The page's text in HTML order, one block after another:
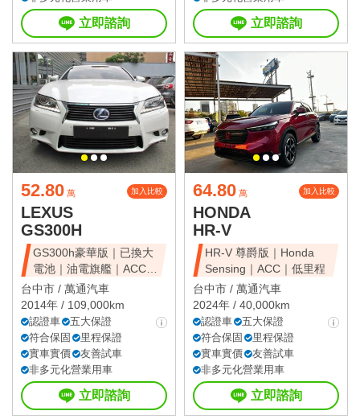
立即諮詢 立即諮詢
52.80 萬 加入比較
LEXUS
GS300H
GS300h豪華版｜已換大
電池｜油電旗艦｜ACC｜
天窗豪華房
台中市 / 萬通汽車
2014年 / 109,000km
認證車
五大保證
符合保固
里程保證
實車實價
友善試車
非多元化營業用車
立即諮詢
64.80 萬 加入比較
HONDA
HR-V
HR-V 尊爵版｜Honda
Sensing｜ACC｜低里程
台中市 / 萬通汽車
2024年 / 40,000km
認證車
五大保證
符合保固
里程保證
實車實價
友善試車
非多元化營業用車
立即諮詢